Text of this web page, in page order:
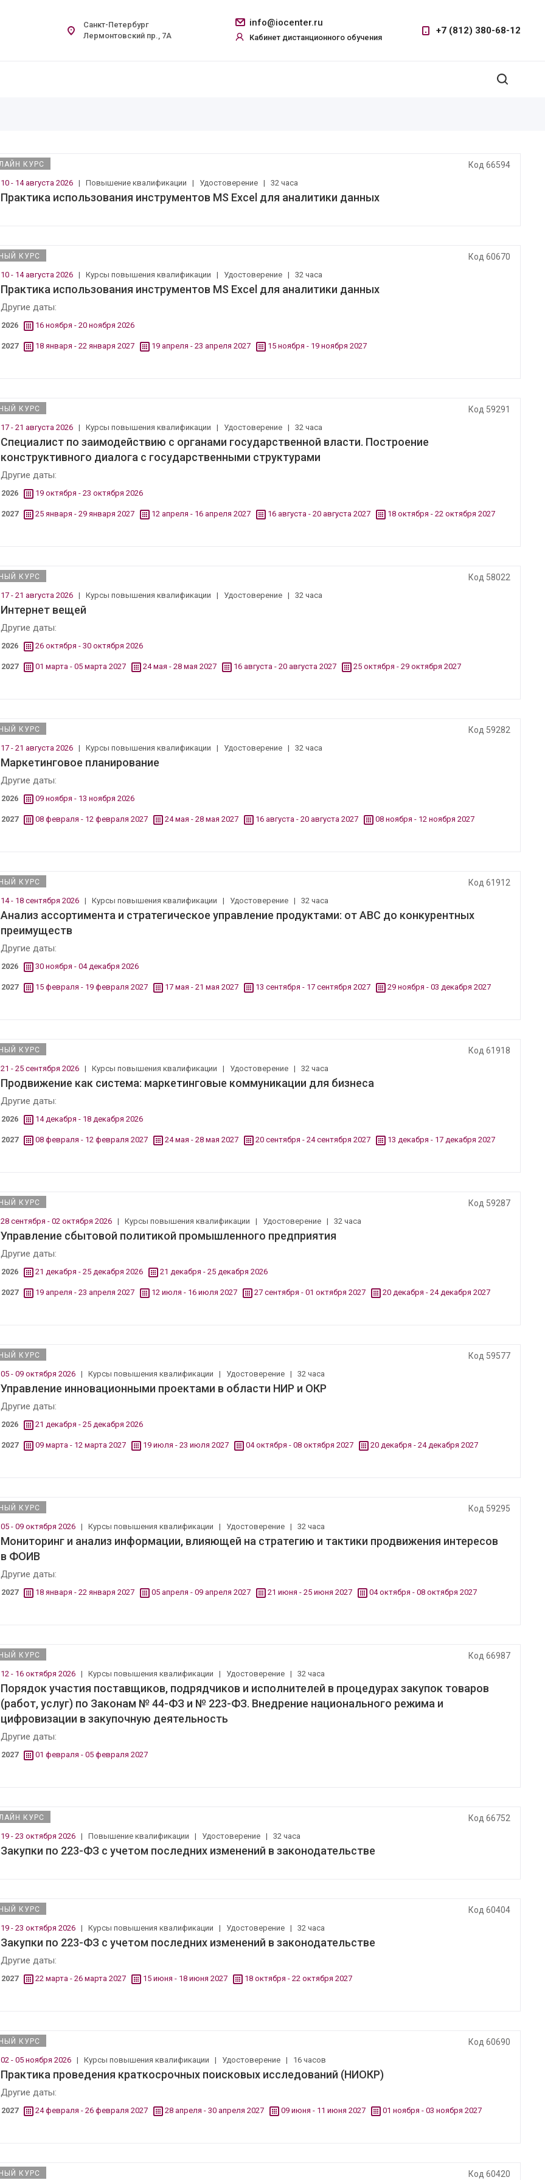
info@iocenter.ru
Кабинет дистанционного обучения
+7 (812) 380-68-12
Санкт-Петербург
Лермонтовский пр., 7А
КУРС Код 66594
10 - 14 августа 2026 |Повышение квалификации | Удостоверение |32 часа
Практика использования инструментов MS Excel для аналитики данных
КУРС Код 60670
10 - 14 августа 2026 |Курсы повышения квалификации | Удостоверение |32 часа
Практика использования инструментов MS Excel для аналитики данных
Другие даты:
2026 16 ноября - 20 ноября 2026
2027 18 января - 22 января 2027 19 апреля - 23 апреля 2027 15 ноября - 19 ноября 2027
КУРС Код 59291
17 - 21 августа 2026 |Курсы повышения квалификации | Удостоверение |32 часа
Специалист по заимодействию с органами государственной власти. Построение
конструктивного диалога с государственными структурами
Другие даты:
2026 19 октября - 23 октября 2026
2027 25 января - 29 января 2027 12 апреля - 16 апреля 2027 16 августа - 20 августа 2027 18 октября - 22 октября 2027
КУРС Код 58022
17 - 21 августа 2026 |Курсы повышения квалификации | Удостоверение |32 часа
Интернет вещей
Другие даты:
2026 26 октября - 30 октября 2026
2027 01 марта - 05 марта 2027 24 мая - 28 мая 2027 16 августа - 20 августа 2027 25 октября - 29 октября 2027
КУРС Код 59282
17 - 21 августа 2026 |Курсы повышения квалификации | Удостоверение |32 часа
Маркетинговое планирование
Другие даты:
2026 09 ноября - 13 ноября 2026
2027 08 февраля - 12 февраля 2027 24 мая - 28 мая 2027 16 августа - 20 августа 2027 08 ноября - 12 ноября 2027
КУРС Код 61912
14 - 18 сентября 2026 |Курсы повышения квалификации | Удостоверение |32 часа
Анализ ассортимента и стратегическое управление продуктами: от ABC до конкурентных
преимуществ
Другие даты:
2026 30 ноября - 04 декабря 2026
2027 15 февраля - 19 февраля 2027 17 мая - 21 мая 2027 13 сентября - 17 сентября 2027 29 ноября - 03 декабря 2027
КУРС Код 61918
21 - 25 сентября 2026 |Курсы повышения квалификации | Удостоверение |32 часа
Продвижение как система: маркетинговые коммуникации для бизнеса
Другие даты:
2026 14 декабря - 18 декабря 2026
2027 08 февраля - 12 февраля 2027 24 мая - 28 мая 2027 20 сентября - 24 сентября 2027 13 декабря - 17 декабря 2027
КУРС Код 59287
28 сентября - 02 октября 2026 |Курсы повышения квалификации | Удостоверение |32 часа
Управление сбытовой политикой промышленного предприятия
Другие даты:
2026 21 декабря - 25 декабря 2026 21 декабря - 25 декабря 2026
2027 19 апреля - 23 апреля 2027 12 июля - 16 июля 2027 27 сентября - 01 октября 2027 20 декабря - 24 декабря 2027
КУРС Код 59577
05 - 09 октября 2026 |Курсы повышения квалификации | Удостоверение |32 часа
Управление инновационными проектами в области НИР и ОКР
Другие даты:
2026 21 декабря - 25 декабря 2026
2027 09 марта - 12 марта 2027 19 июля - 23 июля 2027 04 октября - 08 октября 2027 20 декабря - 24 декабря 2027
КУРС Код 59295
05 - 09 октября 2026 |Курсы повышения квалификации | Удостоверение |32 часа
Мониторинг и анализ информации, влияющей на стратегию и тактики продвижения интересов
в ФОИВ
Другие даты:
2027 18 января - 22 января 2027 05 апреля - 09 апреля 2027 21 июня - 25 июня 2027 04 октября - 08 октября 2027
КУРС Код 66987
12 - 16 октября 2026 |Курсы повышения квалификации | Удостоверение |32 часа
Порядок участия поставщиков, подрядчиков и исполнителей в процедурах закупок товаров
(работ, услуг) по Законам № 44-ФЗ и № 223-ФЗ. Внедрение национального режима и
цифровизации в закупочную деятельность
Другие даты:
2027 01 февраля - 05 февраля 2027
КУРС Код 66752
19 - 23 октября 2026 |Повышение квалификации | Удостоверение |32 часа
Закупки по 223-ФЗ с учетом последних изменений в законодательстве
КУРС Код 60404
19 - 23 октября 2026 |Курсы повышения квалификации | Удостоверение |32 часа
Закупки по 223-ФЗ с учетом последних изменений в законодательстве
Другие даты:
2027 22 марта - 26 марта 2027 15 июня - 18 июня 2027 18 октября - 22 октября 2027
КУРС Код 60690
02 - 05 ноября 2026 |Курсы повышения квалификации | Удостоверение | 16 часов
Практика проведения краткосрочных поисковых исследований (НИОКР)
Другие даты:
2027 24 февраля - 26 февраля 2027 28 апреля - 30 апреля 2027 09 июня - 11 июня 2027 01 ноября - 03 ноября 2027
КУРС Код 60420